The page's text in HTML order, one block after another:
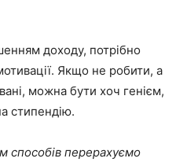
доходу, потрібно
Якщо не робити, а
можна бути хоч генієм,
стипендію.
способів перерахуємо